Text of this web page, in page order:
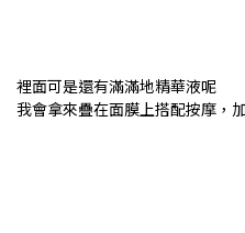
裡面可是還有滿滿地精華液呢
我會拿來疊在面膜上搭配按摩，